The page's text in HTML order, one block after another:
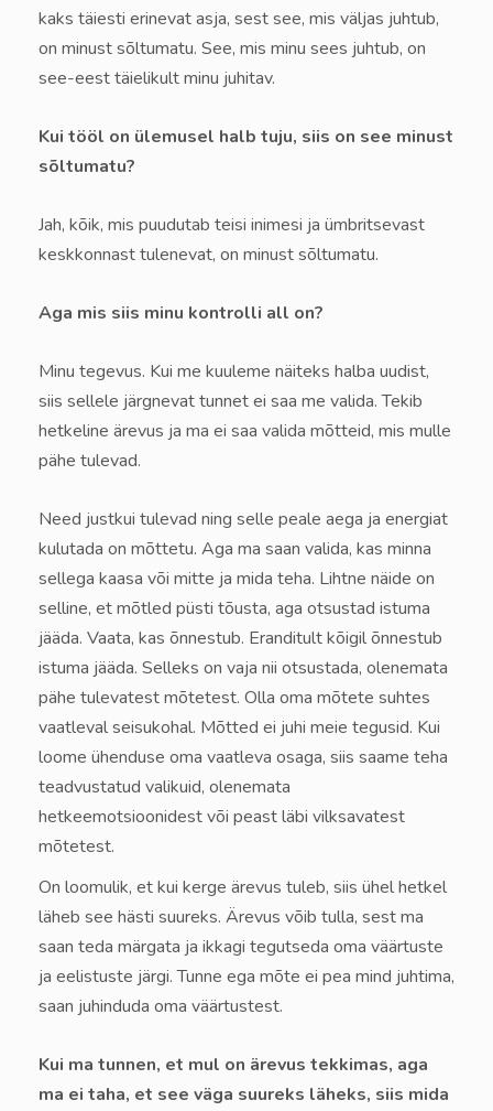
kaks täiesti erinevat asja, sest see, mis väljas juhtub,
on minust sõltumatu. See, mis minu sees juhtub, on
see-eest täielikult minu juhitav.
Kui tööl on ülemusel halb tuju, siis on see minust
sõltumatu?
Jah, kõik, mis puudutab teisi inimesi ja ümbritsevast
keskkonnast tulenevat, on minust sõltumatu.
Aga mis siis minu kontrolli all on?
Minu tegevus. Kui me kuuleme näiteks halba uudist,
siis sellele järgnevat tunnet ei saa me valida. Tekib
hetkeline ärevus ja ma ei saa valida mõtteid, mis mulle
pähe tulevad.
Need justkui tulevad ning selle peale aega ja energiat
kulutada on mõttetu. Aga ma saan valida, kas minna
sellega kaasa või mitte ja mida teha. Lihtne näide on
selline, et mõtled püsti tõusta, aga otsustad istuma
jääda. Vaata, kas õnnestub. Eranditult kõigil õnnestub
istuma jääda. Selleks on vaja nii otsustada, olenemata
pähe tulevatest mõtetest. Olla oma mõtete suhtes
vaatleval seisukohal. Mõtted ei juhi meie tegusid. Kui
loome ühenduse oma vaatleva osaga, siis saame teha
teadvustatud valikuid, olenemata
hetkeemotsioonidest või peast läbi vilksavatest
mõtetest.
On loomulik, et kui kerge ärevus tuleb, siis ühel hetkel
läheb see hästi suureks. Ärevus võib tulla, sest ma
saan teda märgata ja ikkagi tegutseda oma väärtuste
ja eelistuste järgi. Tunne ega mõte ei pea mind juhtima,
saan juhinduda oma väärtustest.
Kui ma tunnen, et mul on ärevus tekkimas, aga
ma ei taha, et see väga suureks läheks, siis mida